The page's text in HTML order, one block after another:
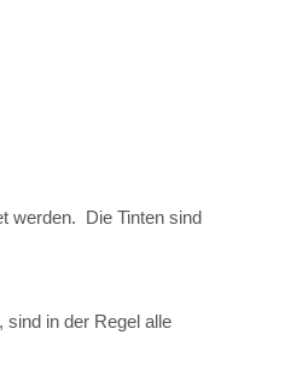
werden. Die Tinten sind
in der Regel alle